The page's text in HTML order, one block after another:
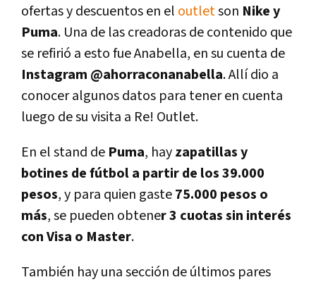
ofertas y descuentos en el outletson Nike y
Puma. Una de las creadoras de contenido que
se refirió a esto fue Anabella, en su cuenta de
Instagram @ahorraconanabella. Allí dio a
conocer algunos datos para tener en cuenta
luego de su visita a Re! Outlet.
En el stand de Puma, hayzapatillas y
botines de fútbol a partir de los 39.000
pesos, y para quien gaste75.000 pesos o
más, se pueden obtener 3 cuotas sin interés
con Visa o Master.
También hay una sección de últimos pares